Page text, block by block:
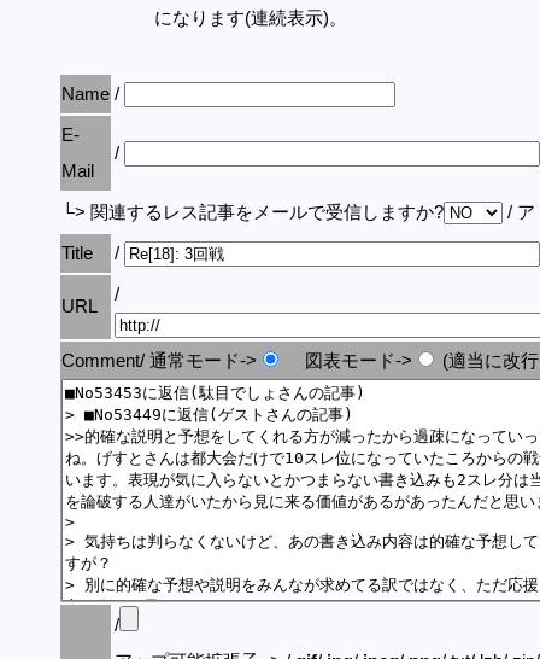
になります(連続表示)。
Name /
E-
Mail
/
└> 関連するレス記事をメールで受信しますか?
/ ア
Title
/
URL
/
Comment/ 通常モード-> 図表モード-> (適当に改
/